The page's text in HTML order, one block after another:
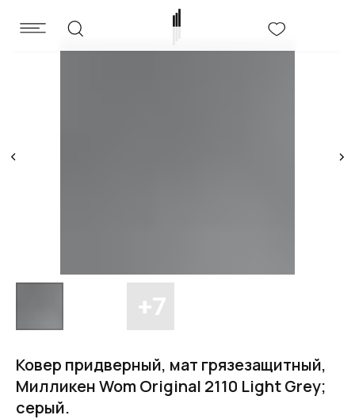
Ковер придверный, мат грязезащитный,
Милликен Wom Original 2110 Light Grey;
серый.